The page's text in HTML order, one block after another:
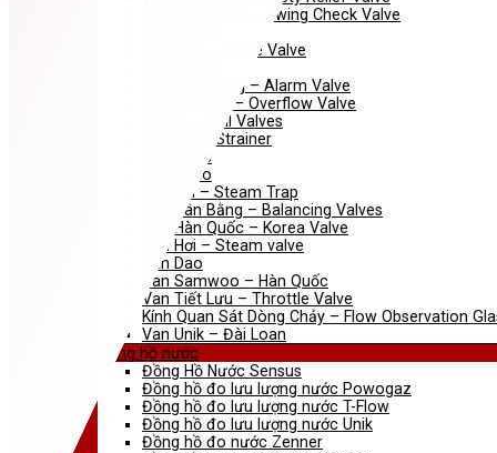
Van Một Chiều – Swing Check Valve
Van Cầu – Globe Valve
Van Báo Động – Alarm Valve
Van Xả Tràn – Overflow Valve
Van Bi – Ball Valves
Y Lọc – Y Strainer
Búa Nước
Van Phao
Bẫy Hơi – Steam Trap
Van Cân Bằng – Balancing Valves
Van Hàn Quốc – Korea Valve
Van Hơi – Steam valve
Van Dao
Van Samwoo – Hàn Quốc
Van Tiết Lưu – Throttle Valve
Kính Quan Sát Dòng Chảy – Flow Observation
Van Unik – Đài Loan
Đồng hồ nước
Đồng Hồ Nước Sensus
Đồng hồ đo lưu lượng nước Powogaz
Đồng hồ đo lưu lượng nước T-Flow
Đồng hồ đo lưu lượng nước Unik
Đồng hồ đo nước Zenner